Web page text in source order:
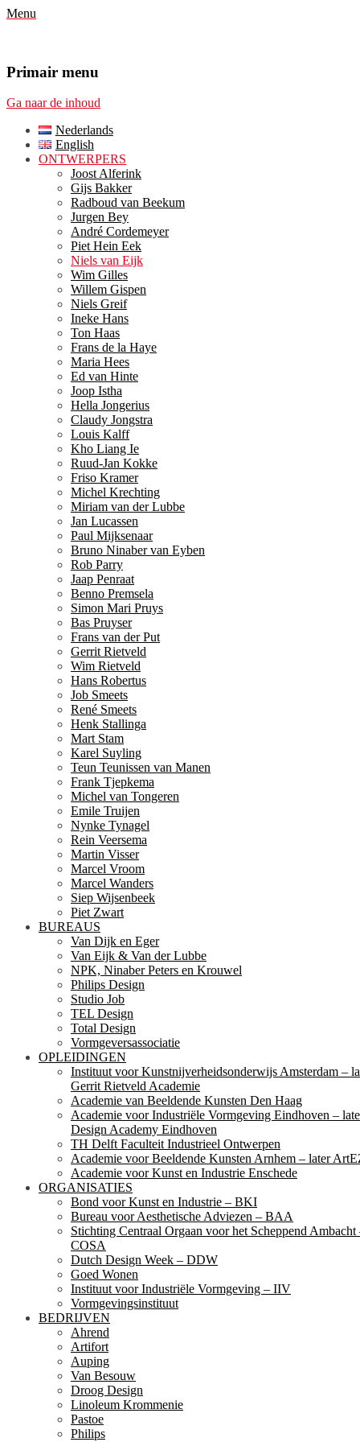
Menu
Primair menu
Ga naar de inhoud
Nederlands
English
ONTWERPERS
Joost Alferink
Gijs Bakker
Radboud van Beekum
Jurgen Bey
André Cordemeyer
Piet Hein Eek
Niels van Eijk
Wim Gilles
Willem Gispen
Niels Greif
Ineke Hans
Ton Haas
Frans de la Haye
Maria Hees
Ed van Hinte
Joop Istha
Hella Jongerius
Claudy Jongstra
Louis Kalff
Kho Liang Ie
Ruud-Jan Kokke
Friso Kramer
Michel Krechting
Miriam van der Lubbe
Jan Lucassen
Paul Mijksenaar
Bruno Ninaber van Eyben
Rob Parry
Jaap Penraat
Benno Premsela
Simon Mari Pruys
Bas Pruyser
Frans van der Put
Gerrit Rietveld
Wim Rietveld
Hans Robertus
Job Smeets
René Smeets
Henk Stallinga
Mart Stam
Karel Suyling
Teun Teunissen van Manen
Frank Tjepkema
Michel van Tongeren
Emile Truijen
Nynke Tynagel
Rein Veersema
Martin Visser
Marcel Vroom
Marcel Wanders
Siep Wijsenbeek
Piet Zwart
BUREAUS
Van Dijk en Eger
Van Eijk & Van der Lubbe
NPK, Ninaber Peters en Krouwel
Philips Design
Studio Job
TEL Design
Total Design
Vormgeversassociatie
OPLEIDINGEN
Instituut voor Kunstnijverheidsonderwijs Amsterdam –
Gerrit Rietveld Academie
Academie van Beeldende Kunsten Den Haag
Academie voor Industriële Vormgeving Eindhoven –
Design Academy Eindhoven
TH Delft Faculteit Industrieel Ontwerpen
Academie voor Beeldende Kunsten Arnhem – later
Academie voor Kunst en Industrie Enschede
ORGANISATIES
Bond voor Kunst en Industrie – BKI
Bureau voor Aesthetische Adviezen – BAA
Stichting Centraal Orgaan voor het Scheppend Ambacht
COSA
Dutch Design Week – DDW
Goed Wonen
Instituut voor Industriële Vormgeving – IIV
Vormgevingsinstituut
BEDRIJVEN
Ahrend
Artifort
Auping
Van Besouw
Droog Design
Linoleum Krommenie
Pastoe
Philips